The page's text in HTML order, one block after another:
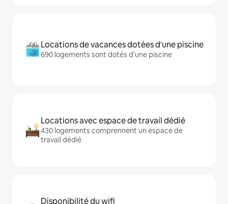
Locations de vacances dotées d'une piscine
690 logements sont dotés d'une piscine
Locations avec espace de travail dédié
430 logements comprennent un espace de
travail dédié
Disponibilité du wifi